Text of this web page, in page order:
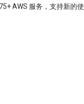
AWS 服务，支持新的使